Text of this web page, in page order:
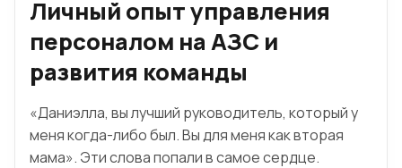
Личный опыт управления
персоналом на АЗС и
развития команды
«Даниэлла, вы лучший руководитель, который у
меня когда-либо был. Вы для меня как вторая
мама». Эти слова попали в самое сердце.